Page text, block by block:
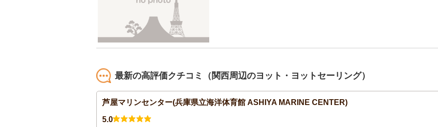
最新の高評価クチコミ（関西周辺のヨット・ヨットセーリング）
芦屋マリンセンター(兵庫県立海洋体育館 ASHIYA MARINE CENTER)
5.0